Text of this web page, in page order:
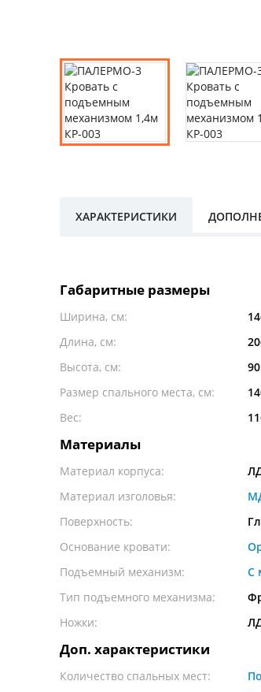
ХАРАКТЕРИСТИКИ
Габаритные размеры
Ширина, см:
Длина, см:
Высота, см:
Размер спального места, см:
Вес:
Материалы
Материал корпуса:
Материал изголовья:
Поверхность:
Основание кровати:
Подъемный механизм:
С
Тип подъемного механизма:
Ножки:
Доп. характеристики
Количество спальных мест: